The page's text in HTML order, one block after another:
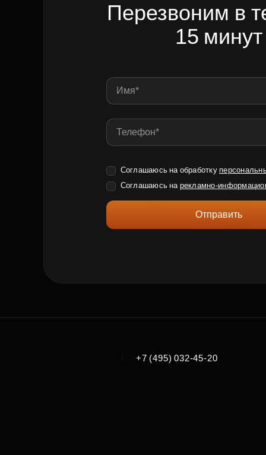
Перезвоним в
15 минут
Соглашаюсь на обработку
Соглашаюсь на рекламно-
Отправить
+7 (495) 032-45-20